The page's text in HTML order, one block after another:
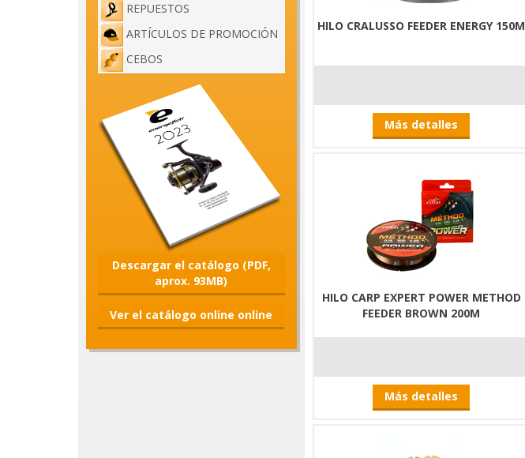
REPUESTOS
ARTÍCULOS DE PROMOCIÓN
CEBOS
Descargar el catálogo (PDF,
aprox. 93MB)
Ver el catálogo online online
HILO CRALUSSO FEEDER ENERGY 150M
Más detalles
HILO CARP EXPERT POWER METHOD
FEEDER BROWN 200M
Más detalles